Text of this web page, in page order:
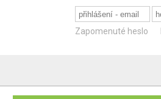
Zapomenuté heslo